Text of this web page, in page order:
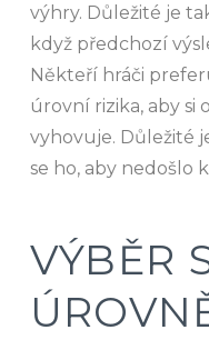
výhry. Důležité je
když předchozí
Někteří hráči
úrovní rizika, aby si
vyhovuje. Důležité
se ho, aby nedošlo
VÝBĚR